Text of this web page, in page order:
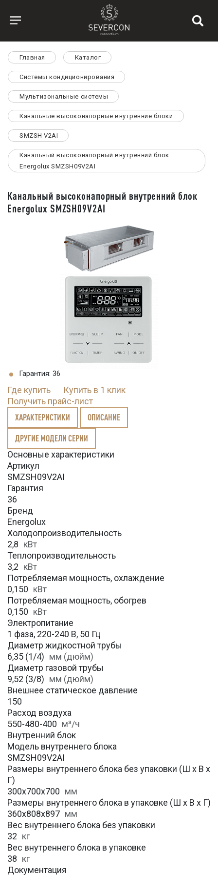
Главная Каталог
Системы кондиционирования
Мультизональные системы
Канальные высоконапорные внутренние блоки
SMZSH V2AI
Канальный высоконапорный внутренний блок
Energolux SMZSH09V2AI
Канальный высоконапорный внутренний блок
Energolux SMZSH09V2AI
Гарантия: 36
Где купить
Купить в 1 клик
Получить прайс-лист
ХАРАКТЕРИСТИКИ ОПИСАНИЕ
ДРУГИЕ МОДЕЛИ СЕРИИ
Основные характеристики
Артикул
SMZSH09V2AI
Гарантия
36
Бренд
Energolux
Холодопроизводительность
2,8 кВт
Теплопроизводительность
3,2 кВт
Потребляемая мощность, охлаждение
0,150 кВт
Потребляемая мощность, обогрев
0,150 кВт
Электропитание
1 фаза, 220-240 В, 50 Гц
Диаметр жидкостной трубы
6,35 (1/4) мм (дюйм)
Диаметр газовой трубы
9,52 (3/8) мм (дюйм)
Внешнее статическое давление
150
Расход воздуха
550-480-400 м³/ч
Внутренний блок
Модель внутреннего блока
SMZSH09V2AI
Размеры внутреннего блока без упаковки (Ш х В х
Г)
300х700х700 мм
Размеры внутреннего блока в упаковке (Ш х В х Г)
360х808х897 мм
Вес внутреннего блока без упаковки
32 кг
Вес внутреннего блока в упаковке
38 кг
Документация